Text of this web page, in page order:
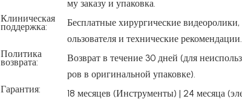
му заказу и упаковка.
Клиническая
поддержка:
Бесплатные хирургические видеоролики,
ользователя и технические рекомендации.
Политика
возврата:
Возврат в течение 30 дней (для
ров в оригинальной упаковке).
Гарантия:
18 месяцев (Инструменты) | 24 месяца